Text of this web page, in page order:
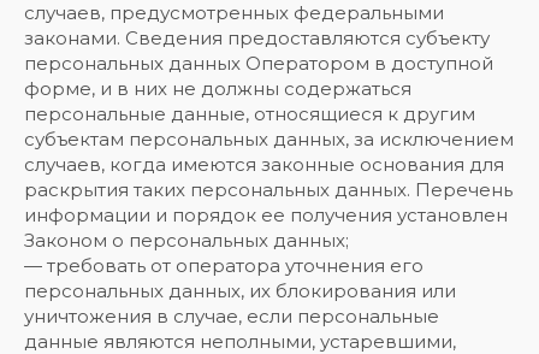
случаев, предусмотренных федеральными
законами. Сведения предоставляются субъекту
персональных данных Оператором в доступной
форме, и в них не должны содержаться
персональные данные, относящиеся к другим
субъектам персональных данных, за исключением
случаев, когда имеются законные основания для
раскрытия таких персональных данных. Перечень
информации и порядок ее получения установлен
Законом о персональных данных;
— требовать от оператора уточнения его
персональных данных, их блокирования или
уничтожения в случае, если персональные
данные являются неполными, устаревшими,